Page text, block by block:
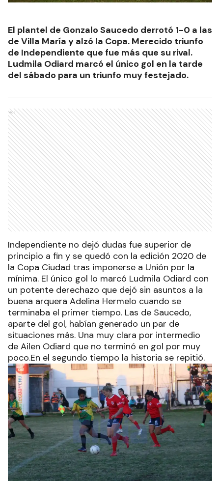
El plantel de Gonzalo Saucedo derrotó 1-0 a las
de Villa María y alzó la Copa. Merecido triunfo
de Independiente que fue más que su rival.
Ludmila Odiard marcó el único gol en la tarde
del sábado para un triunfo muy festejado.
Ads
Independiente no dejó dudas fue superior de
principio a fin y se quedó con la edición 2020 de
la Copa Ciudad tras imponerse a Unión por la
mínima. El único gol lo marcó Ludmila Odiard con
un potente derechazo que dejó sin asuntos a la
buena arquera Adelina Hermelo cuando se
terminaba el primer tiempo. Las de Saucedo,
aparte del gol, habían generado un par de
situaciones más. Una muy clara por intermedio
de Ailen Odiard que no terminó en gol por muy
poco.En el segundo tiempo la historia se repitió.